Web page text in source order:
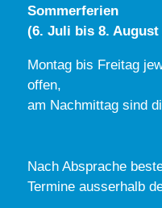
Sommerferien
(6. Juli bis 8. August
Montag bis Freitag
offen,
am Nachmittag sind
Nach Absprache
Termine ausserhalb